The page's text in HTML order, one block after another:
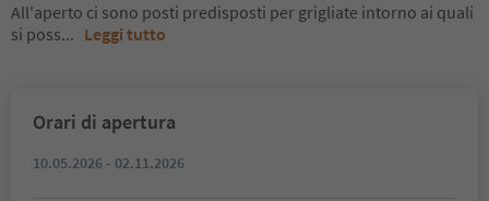
All'aperto ci sono posti predisposti per grigliate intorno ai quali
si poss... Leggi tutto
Orari di apertura
10.05.2026 - 02.11.2026